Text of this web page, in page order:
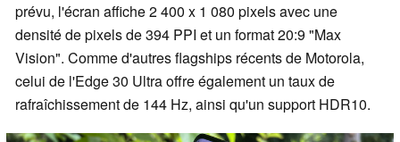
prévu, l'écran affiche 2 400 x 1 080 pixels avec une
densité de pixels de 394 PPI et un format 20:9 "Max
Vision". Comme d'autres flagships récents de Motorola,
celui de l'Edge 30 Ultra offre également un taux de
rafraîchissement de 144 Hz, ainsi qu'un support HDR10.